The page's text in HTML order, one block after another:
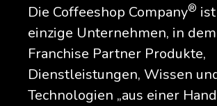
Die Coffeeshop Company®
einzige Unternehmen, in
Franchise Partner Produkte,
Dienstleistungen, Wissen
Technologien „aus einer